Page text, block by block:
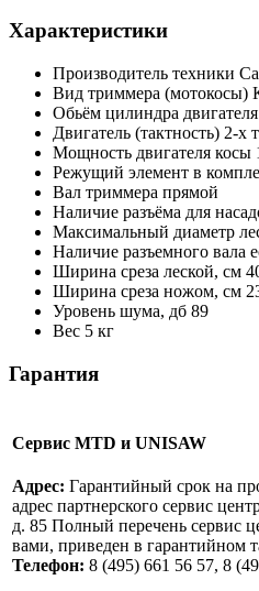
Характеристики
Производитель техники
Вид триммера (мотокосы)
Обьём цилиндра двигателя
Двигатель (тактность) 2-х
Мощность двигателя косы
Режущий элемент в
Вал триммера прямой
Наличие разъёма для
Максимальный диаметр
Наличие разъемного вала
Ширина среза леской, см
Ширина среза ножом, см
Уровень шума, дб 89
Вес 5 кг
Гарантия
Сервис MTD и UNISAW
Адрес: Гарантийный срок на
адрес партнерского сервис
д. 85 Полный перечень сервис
вами, приведен в гарантийном
Телефон: 8 (495) 661 56 57, 8